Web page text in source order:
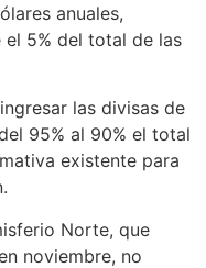
anuales,
el 5% del total de las
las divisas de
95% al 90% el total
existente para
Norte, que
noviembre, no